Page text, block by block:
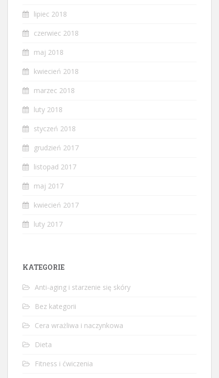
lipiec 2018
czerwiec 2018
maj 2018
kwiecień 2018
marzec 2018
luty 2018
styczeń 2018
grudzień 2017
listopad 2017
maj 2017
kwiecień 2017
luty 2017
KATEGORIE
Anti-aging i starzenie się skóry
Bez kategorii
Cera wrażliwa i naczynkowa
Dieta
Fitness i ćwiczenia